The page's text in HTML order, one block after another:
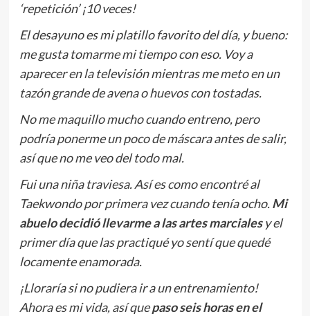
‘repetición’ ¡10 veces!
El desayuno es mi platillo favorito del día, y bueno:
me gusta tomarme mi tiempo con eso. Voy a
aparecer en la televisión mientras me meto en un
tazón grande de avena o huevos con tostadas.
No me maquillo mucho cuando entreno, pero
podría ponerme un poco de máscara antes de salir,
así que no me veo del todo mal.
Fui una niña traviesa. Así es como encontré al
Taekwondo por primera vez cuando tenía ocho.Mi
abuelo decidió llevarme a las artes marcialesy el
primer día que las practiqué yo sentí que quedé
locamente enamorada.
¡Lloraría si no pudiera ir a un entrenamiento!
Ahora es mi vida, así quepaso seis horas en el